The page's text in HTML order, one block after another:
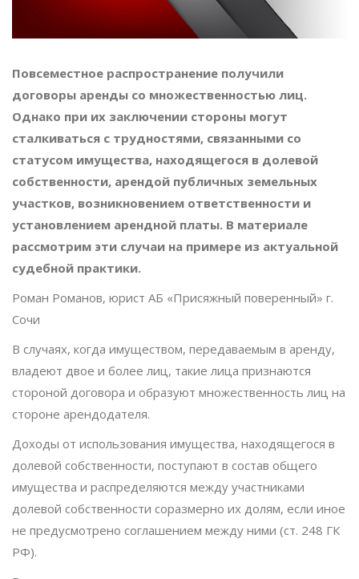
Повсеместное распространение получили
договоры аренды со множественностью лиц.
Однако при их заключении стороны могут
сталкиваться с трудностями, связанными со
статусом имущества, находящегося в долевой
собственности, арендой публичных земельных
участков, возникновением ответственности и
установлением арендной платы. В материале
рассмотрим эти случаи на примере из актуальной
судебной практики.
Роман Романов, юрист АБ «Присяжный поверенный» г.
Сочи
В случаях, когда имуществом, передаваемым в аренду,
владеют двое и более лиц, такие лица признаются
стороной договора и образуют множественность лиц на
стороне арендодателя.
Доходы от использования имущества, находящегося в
долевой собственности, поступают в состав общего
имущества и распределяются между участниками
долевой собственности соразмерно их долям, если иное
не предусмотрено соглашением между ними (ст. 248 ГК
РФ).